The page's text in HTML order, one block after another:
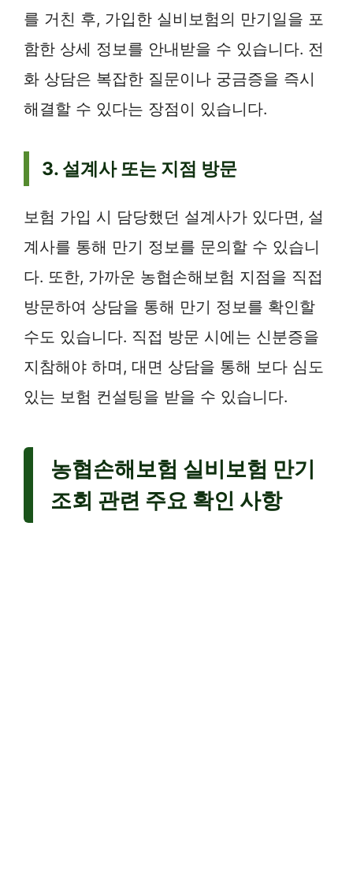
를 거친 후, 가입한 실비보험의 만기일을 포
함한 상세 정보를 안내받을 수 있습니다. 전
화 상담은 복잡한 질문이나 궁금증을 즉시
해결할 수 있다는 장점이 있습니다.
3. 설계사 또는 지점 방문
보험 가입 시 담당했던 설계사가 있다면, 설
계사를 통해 만기 정보를 문의할 수 있습니
다. 또한, 가까운 농협손해보험 지점을 직접
방문하여 상담을 통해 만기 정보를 확인할
수도 있습니다. 직접 방문 시에는 신분증을
지참해야 하며, 대면 상담을 통해 보다 심도
있는 보험 컨설팅을 받을 수 있습니다.
농협손해보험 실비보험 만기
조회 관련 주요 확인 사항